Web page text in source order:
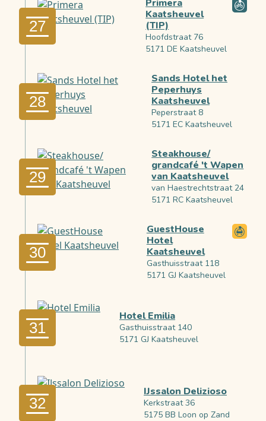
27
Primera
Kaatsheuvel
(TIP)
Hoofdstraat 76
5171 DE Kaatsheuvel
28
Sands Hotel het
Peperhuys
Kaatsheuvel
Peperstraat 8
5171 EC Kaatsheuvel
29
Steakhouse/
grandcafé 't Wapen
van Kaatsheuvel
van Haestrechtstraat 24
5171 RC Kaatsheuvel
30
GuestHouse
Hotel
Kaatsheuvel
Gasthuisstraat 118
5171 GJ Kaatsheuvel
31
Hotel Emilia
Gasthuisstraat 140
5171 GJ Kaatsheuvel
32
IJssalon Delizioso
Kerkstraat 36
5175 BB Loon op Zand